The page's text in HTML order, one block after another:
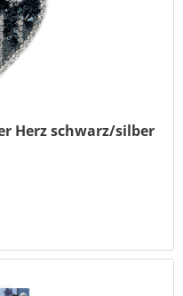
Herz schwarz/silber